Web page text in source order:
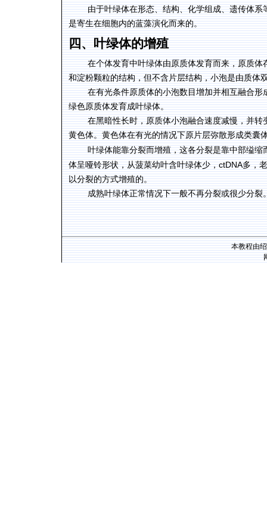
由于叶绿体在形态、结构、化学组成、遗传体
是寄生在细胞内的蓝藻演化而来的。
四、叶绿体的增殖
在个体发育中叶绿体由原质体发育而来，原质
和淀粉颗粒的结构，但不含片层结构，小泡是由质体
在有光条件原质体的小泡数目增加并相互融合
绿色原质体发育成叶绿体。
在黑暗性长时，原质体小泡融合速度减慢，并
黄色体。黄色体在有光的情况下原片层弥散形成类囊
叶绿体能靠分裂而增殖，这各分裂是靠中部缢缩
体呈哑铃形状，从菠菜幼叶含叶绿体少，ctDNA多，
以分裂的方式增殖的。
成熟叶绿体正常情况下一般不再分裂或很少分裂
本教程由